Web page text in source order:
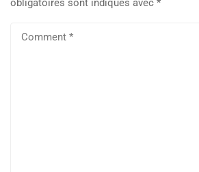
obligatoires sont indiqués avec *